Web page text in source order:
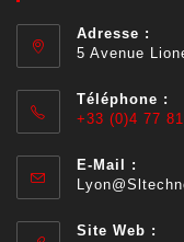
Adresse :
5 Avenue
Téléphone :
+33 (0)4 77
E-Mail :
Site Web :